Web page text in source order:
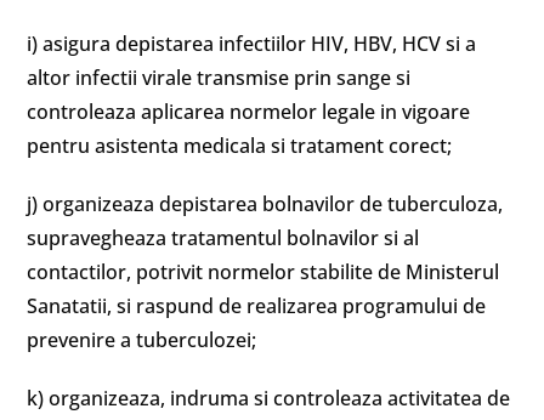
i) asigura depistarea infectiilor HIV, HBV, HCV si a
altor infectii virale transmise prin sange si
controleaza aplicarea normelor legale in vigoare
pentru asistenta medicala si tratament corect;
j) organizeaza depistarea bolnavilor de tuberculoza,
supravegheaza tratamentul bolnavilor si al
contactilor, potrivit normelor stabilite de Ministerul
Sanatatii, si raspund de realizarea programului de
prevenire a tuberculozei;
k) organizeaza, indruma si controleaza activitatea de